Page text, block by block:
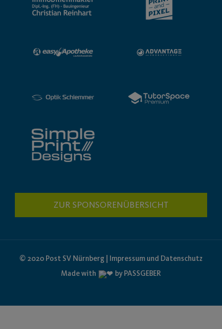
ZUR SPONSORENÜBERSICHT
© 2020 Post SV Nürnberg | Impressum und Datenschutz
Made with
by PASSGEBER